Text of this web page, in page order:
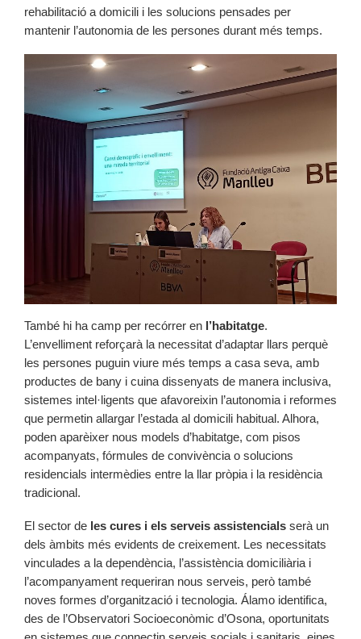
rehabilitació a domicili i les solucions pensades per
mantenir l’autonomia de les persones durant més temps.
També hi ha camp per recórrer en l’habitatge.
L’envelliment reforçarà la necessitat d’adaptar llars perquè
les persones puguin viure més temps a casa seva, amb
productes de bany i cuina dissenyats de manera inclusiva,
sistemes intel·ligents que afavoreixin l’autonomia i reformes
que permetin allargar l’estada al domicili habitual. Alhora,
poden aparèixer nous models d’habitatge, com pisos
acompanyats, fórmules de convivència o solucions
residencials intermèdies entre la llar pròpia i la residència
tradicional.
El sector de les cures i els serveis assistencials serà un
dels àmbits més evidents de creixement. Les necessitats
vinculades a la dependència, l’assistència domiciliària i
l’acompanyament requeriran nous serveis, però també
noves formes d’organització i tecnologia. Álamo identifica,
des de l’Observatori Socioeconòmic d’Osona, oportunitats